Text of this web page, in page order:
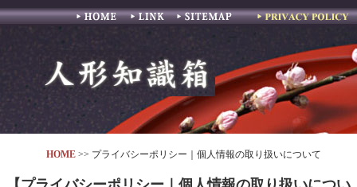
サイトマップ
HOME >> プライバシーポリシー｜個人情報の取り扱いについて